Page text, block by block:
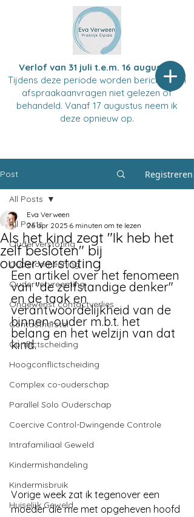
Verlof van 31 juli t.e.m. 16 augustus
Tijdens deze periode worden berichten en
afspraakaanvragen niet gelezen of
behandeld. Vanaf 17 augustus neem ik
deze opnieuw op.
Post Registreren
All Posts
Ouderverstoting
Ouderontheching
Oudervervreeming
Ongewenst contactverlies
Contactherstel
Conflictscheiding
Hoogconflictscheiding
Complex co-ouderschap
Parallel Solo Ouderschap
Coercive Control-Dwingende Controle
Intrafamiliaal Geweld
Kindermishandeling
Kindermisbruik
Huiselijk Geweld
All Posts
Als het kind zegt "Ik heb het
zelf besloten" bij
ouderverstoting
Eva Verween
26 apr 2025 6 minuten om te lezen
Een artikel over het fenomeen
van "de zelfstandige denker"
en de taak en
verantwoordelijkheid van de
binnen-ouder m.b.t. het
belang en het welzijn van dat
kind.
Vorige week zat ik tegenover een
moeder die me met opgeheven hoofd